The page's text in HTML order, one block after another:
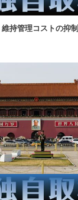
維持管理コストの抑